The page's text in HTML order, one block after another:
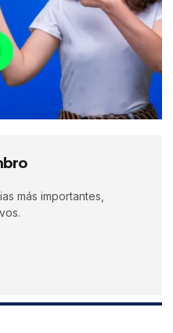
más importantes,